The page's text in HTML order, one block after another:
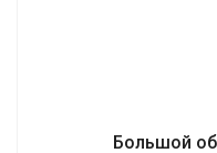
Большой